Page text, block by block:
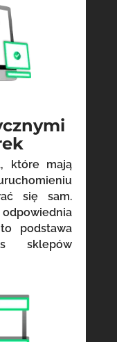
które mają
się sam.
podstawa
sklepów